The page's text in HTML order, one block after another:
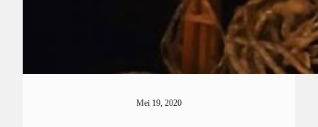
Mei 19, 2020